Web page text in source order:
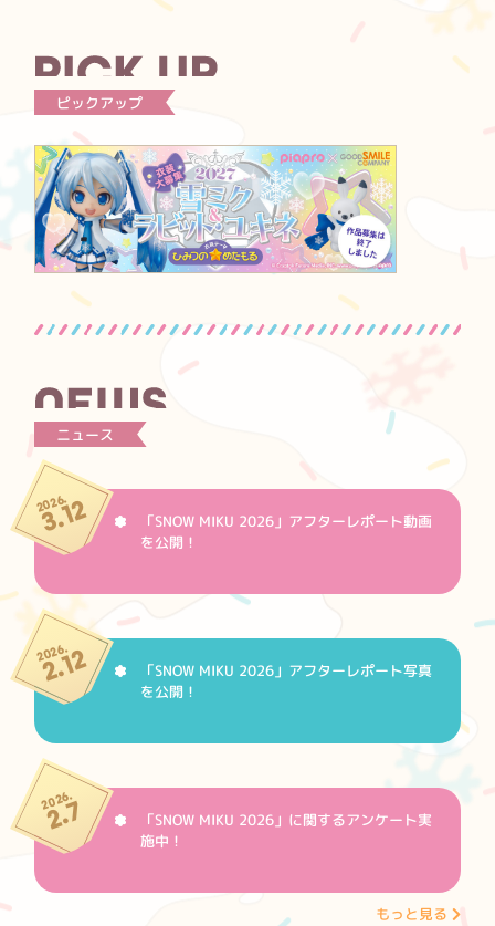
ピックアップ
ニュース
2026.
3.12
「SNOW MIKU 2026」アフターレポート動画
を公開！
2026.
2.12
「SNOW MIKU 2026」アフターレポート写真
を公開！
2026.
2.7
「SNOW MIKU 2026」に関するアンケート実
施中！
もっと見る